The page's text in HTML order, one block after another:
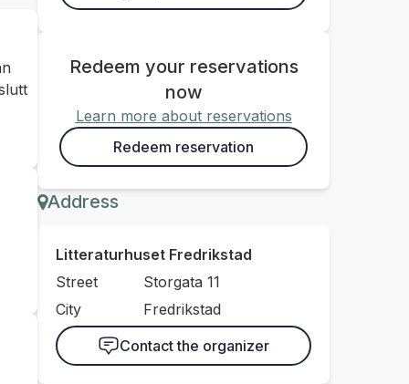
Redeem your reservations
now
Learn more about reservations
Redeem reservation
Address
Litteraturhuset Fredrikstad
Street
Storgata 11
City
Fredrikstad
Contact the organizer